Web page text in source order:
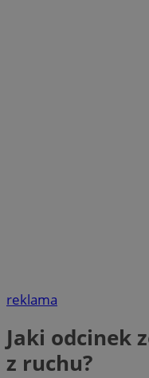
reklama
Jaki odcinek
z ruchu?